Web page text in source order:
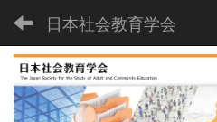
日本社会教育学会